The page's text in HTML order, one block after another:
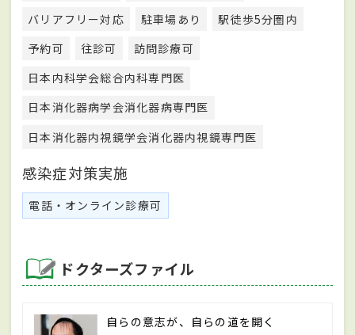
バリアフリー対応
駐車場あり
駅徒歩5分圏内
予約可
往診可
訪問診療可
日本内科学会総合内科専門医
日本消化器病学会消化器病専門医
日本消化器内視鏡学会消化器内視鏡専門医
感染症対策実施
電話・オンライン診療可
ドクターズファイル
自らの意志が、自らの道を開く